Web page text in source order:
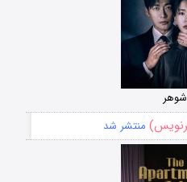
شوهر
منتشر شد